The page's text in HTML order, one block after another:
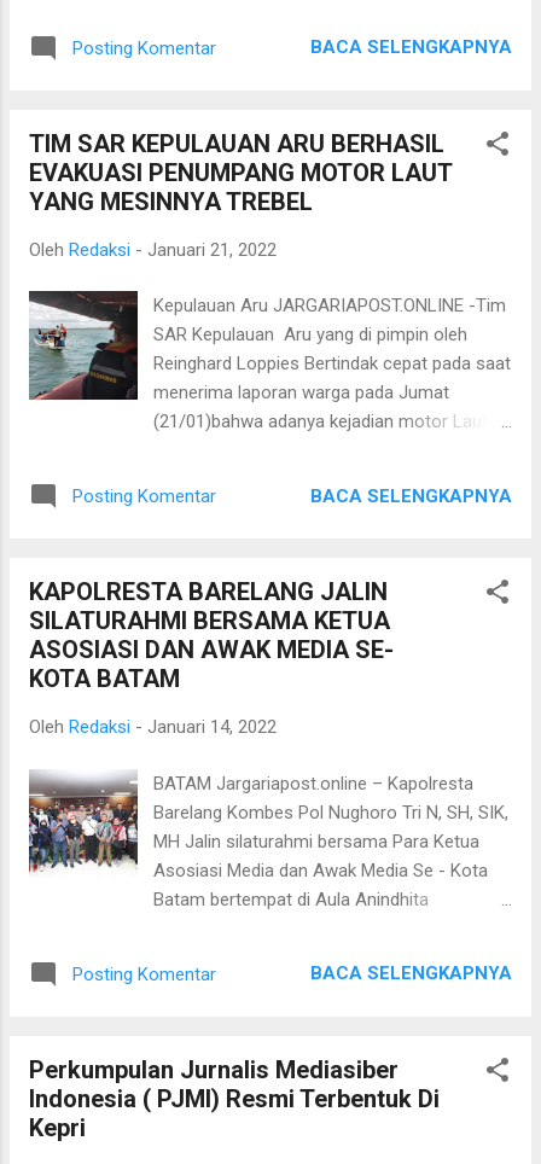
bersama itu menjadi peraturan masing-m...
yang hadir dari 22 kecamatan perwakilan
tersebut dimulai pukul 13.30 WIB dan selesai
15.30 WIB sangat meriah dan sangat
antusias pesertanya,karena sudah lama tidak
dikarenakan wabah pandemi covid-19. DPC
atau yang kerap disapa Baygon tersebut juga
sangat siap maju mencalonkan diri sebagai
Caleg DPR RI 2024 dari Partai berlambang
Mercy tersebut sangat optimis menang dan
bisa meraih banyak kursi DPRD Boyolali dan
nanti 2024. Dengan yel- yel Demokrat
Posting Komentar BACA SELENGKAPNYA
TIM SAR KEPULAUAN ARU BERHASIL
EVAKUASI PENUMPANG MOTOR LAUT
YANG MESINNYA TREBEL
Oleh Redaksi - Januari 21, 2022
Kepulauan Aru JARGARIAPOST.ONLINE -Tim
SAR Kepulauan Aru yang di pimpin oleh
Reinghard Loppies Bertindak cepat pada saat
menerima laporan warga pada Jumat
(21/01)bahwa adanya kejadian motor Laut
terima Oleh Tim SAR pada pukul 12-03 waktu
dampingi oleh salah 1 pihak dari keluarga
korban langsung menuju lokasi sesuai
dengan laporan yang di terima. Saat tiba di
laut desa Nafar motor yang berukuran kecil
desa Nafar dan beberapa orang dari
dengan kendaran laut ke desa nafar,Tim SAR
mengevakuasi motor tersebut di bantu oleh
orang 7 orang di antaranya laki dan 2 lainnya
kecamatan Aru Tengah yang melakukan
Posting Komentar BACA SELENGKAPNYA
KAPOLRESTA BARELANG JALIN
SILATURAHMI BERSAMA KETUA
ASOSIASI DAN AWAK MEDIA SE-
KOTA BATAM
Oleh Redaksi - Januari 14, 2022
BATAM Jargariapost.online – Kapolresta
Barelang Kombes Pol Nughoro Tri N, SH, SIK,
MH Jalin silaturahmi bersama Para Ketua
Asosiasi Media dan Awak Media Se - Kota
Batam bertempat di Aula Anindhita
Barelang Kombes Pol Nughoro Tri N, SH, SIK,
Polresta Barelang, Ketua PWI Kepri Bpk.
Candra Ibrahim, Ketua IJTI Ibu. Gusti
Posting Komentar BACA SELENGKAPNYA
Perkumpulan Jurnalis Mediasiber
Indonesia ( PJMI) Resmi Terbentuk Di
Kepri